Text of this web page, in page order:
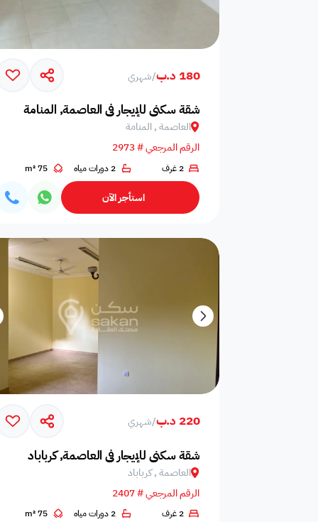
180 د.ب /شهري
شقة سكني للإيجار في العاصمة, المنامة
العاصمة , المنامة
الرقم المرجعي # 2973
2 غرف 2 دورات مياه 75 m²
استأجر الآن
220 د.ب /شهري
شقة سكني للإيجار في العاصمة, كرباباد
العاصمة , كرباباد
الرقم المرجعي # 2407
2 غرف 2 دورات مياه 75 m²